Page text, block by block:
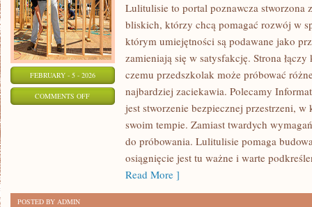
FEBRUARY - 5 - 2026
COMMENTS OFFON
Lulitulisie to portal poznawcza stworzona
bliskich, którzy chcą pomagać rozwój w
którym umiejętności są podawane jako
zamieniają się w satysfakcję. Strona
czemu przedszkolak może próbować
najbardziej zaciekawia. Polecamy
jest stworzenie bezpiecznej przestrzeni,
swoim tempie. Zamiast twardych
do próbowania. Lulitulisie pomaga
osiągnięcie jest tu ważne i warte
Read More ]
POSTED BY ADMIN